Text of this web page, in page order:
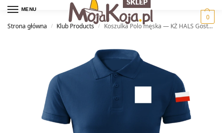
MENU
0
Strona główna
/ Klub Products / Koszulka Polo męska — KŻ HALS Gostynin